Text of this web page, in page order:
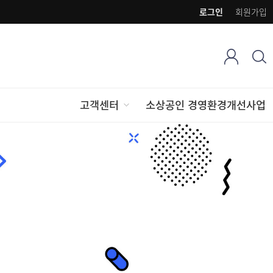
회원가입
로그인
고객센터 소상공인 경영환경개선사업